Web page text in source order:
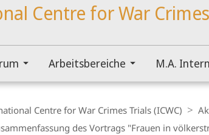
Centre for War
Arbeitsbereiche M.A.
Centre for War Crimes Trials (ICWC)
des Vortrags "Frauen in